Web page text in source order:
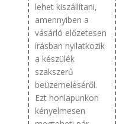
lehet kiszállítani,
amennyiben a
vásárló előzetesen
írásban nyilatkozik
a készülék
szakszerű
beüzemeléséről.
Ezt honlapunkon
kényelmesen